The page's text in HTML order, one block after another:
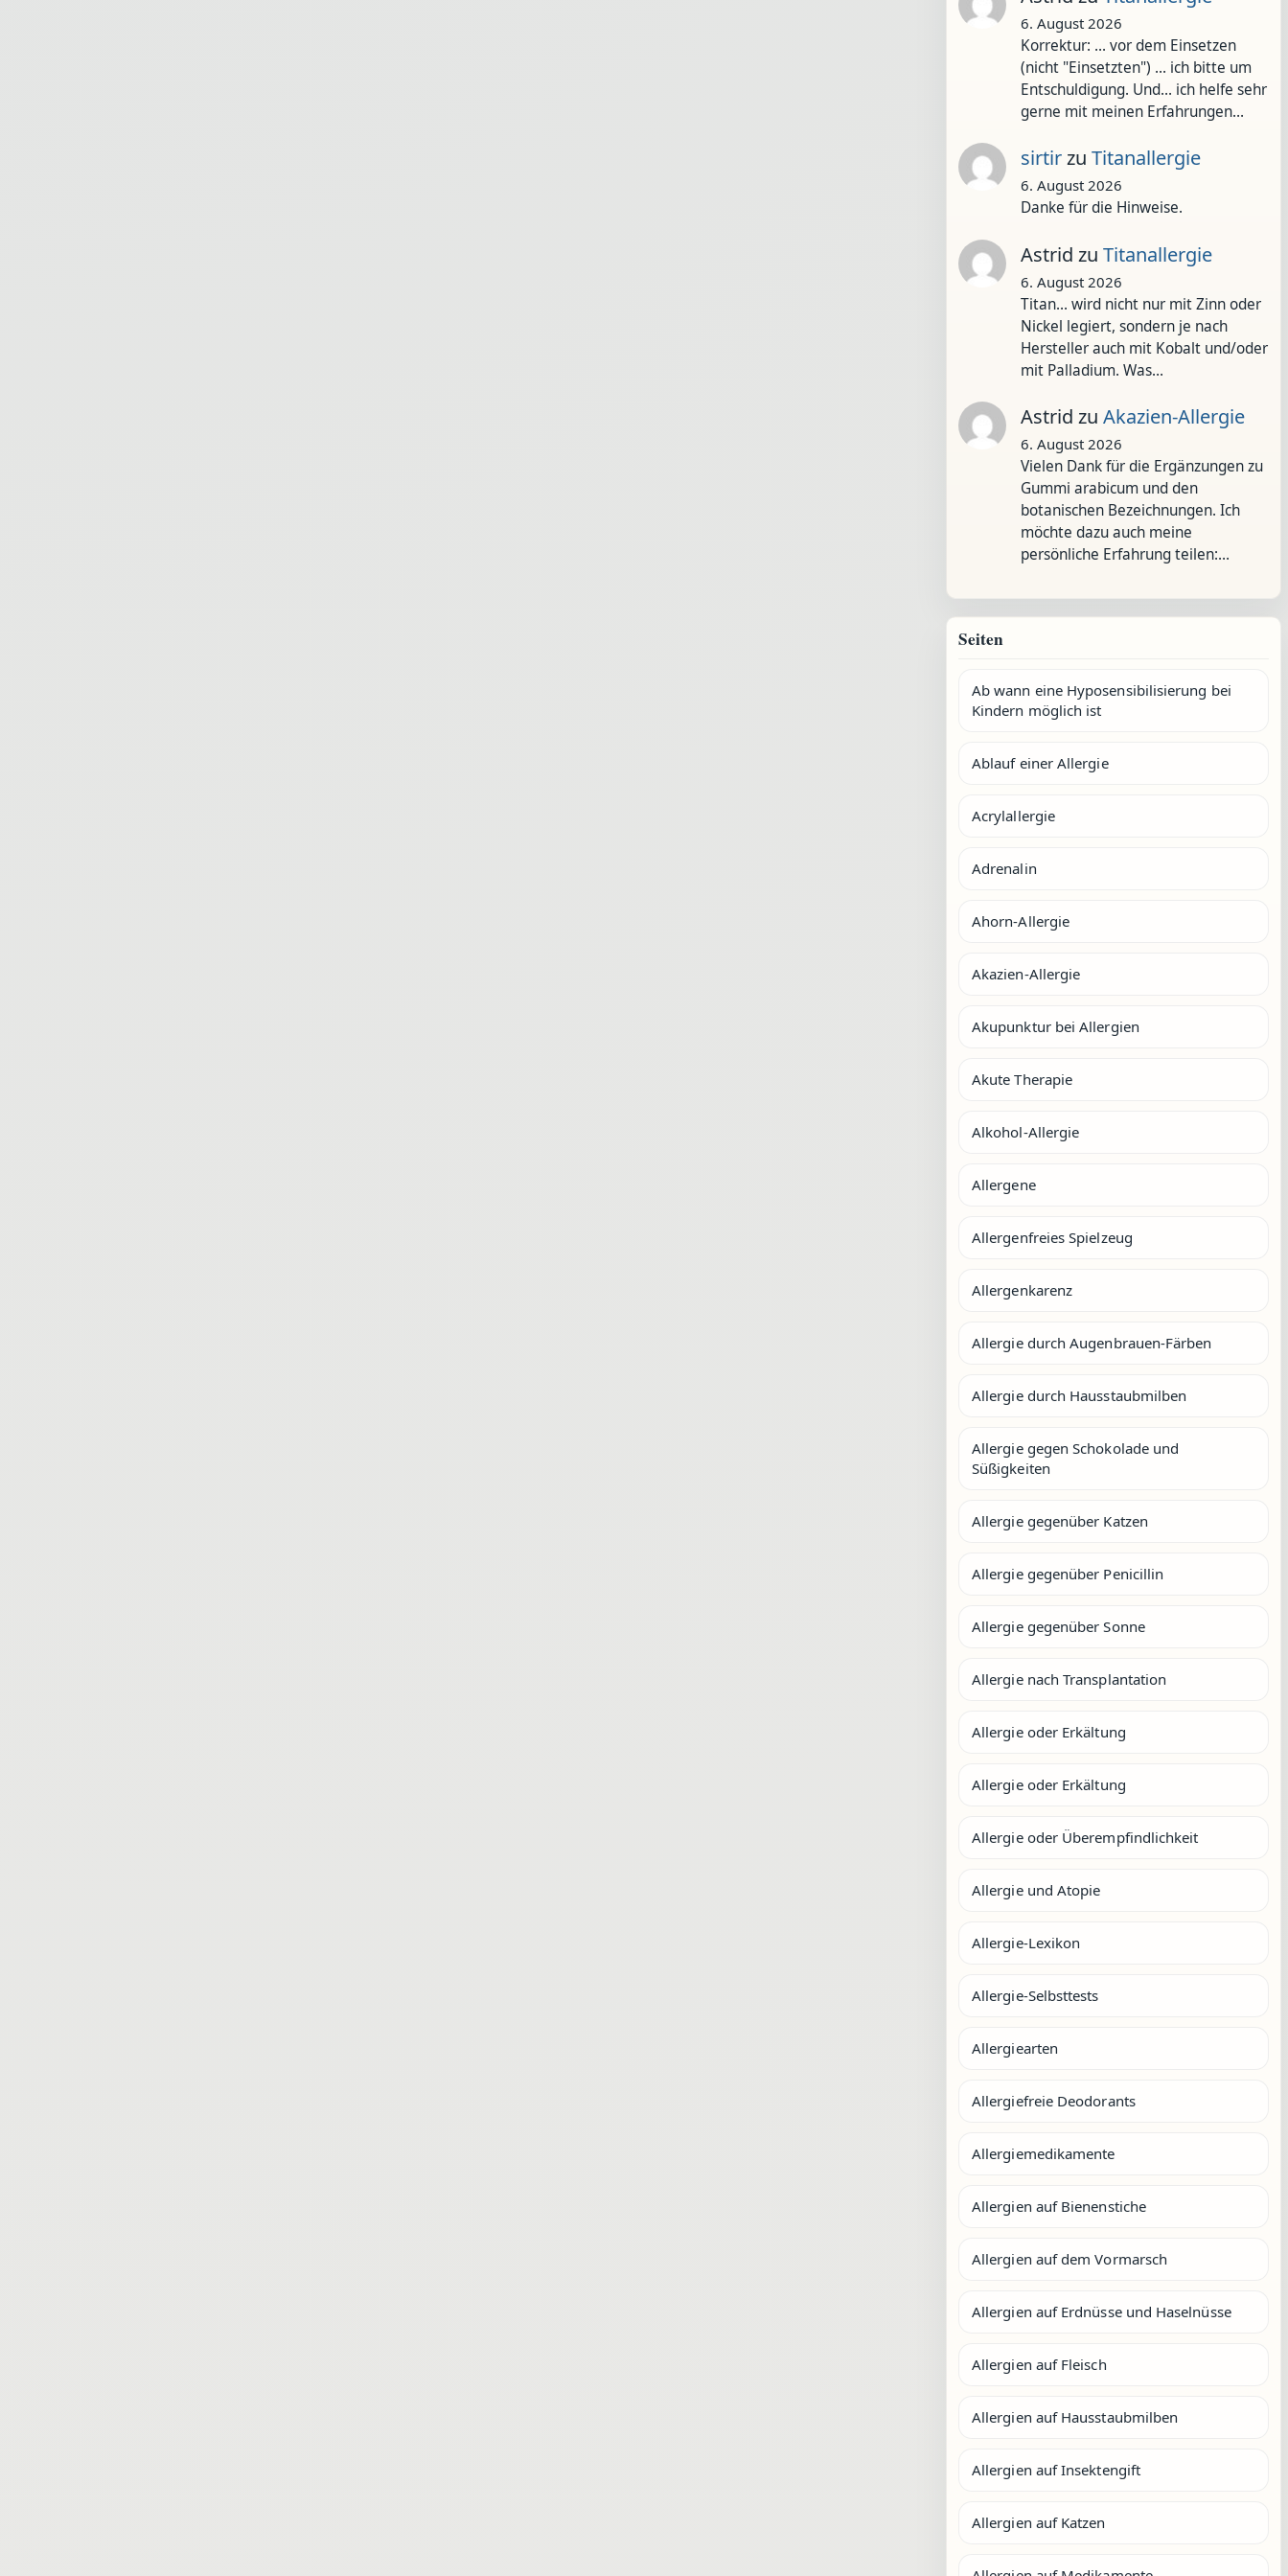
6. August 2026
Korrektur: ... vor dem Einsetzen
(nicht "Einsetzten") ... ich bitte um
Entschuldigung. Und... ich helfe sehr
gerne mit meinen Erfahrungen…
sirtirzu Titanallergie
6. August 2026
Danke für die Hinweise.
Astrid zu Titanallergie
6. August 2026
Titan... wird nicht nur mit Zinn oder
Nickel legiert, sondern je nach
Hersteller auch mit Kobalt und/oder
mit Palladium. Was…
Astrid zu Akazien-Allergie
6. August 2026
Vielen Dank für die Ergänzungen zu
Gummi arabicum und den
botanischen Bezeichnungen. Ich
möchte dazu auch meine
persönliche Erfahrung teilen:…
Seiten
Ab wann eine Hyposensibilisierung bei
Kindern möglich ist
Ablauf einer Allergie
Acrylallergie
Adrenalin
Ahorn-Allergie
Akazien-Allergie
Akupunktur bei Allergien
Akute Therapie
Alkohol-Allergie
Allergene
Allergenfreies Spielzeug
Allergenkarenz
Allergie durch Augenbrauen-Färben
Allergie durch Hausstaubmilben
Allergie gegen Schokolade und
Süßigkeiten
Allergie gegenüber Katzen
Allergie gegenüber Penicillin
Allergie gegenüber Sonne
Allergie nach Transplantation
Allergie oder Erkältung
Allergie oder Erkältung
Allergie oder Überempfindlichkeit
Allergie und Atopie
Allergie-Lexikon
Allergie-Selbsttests
Allergiearten
Allergiefreie Deodorants
Allergiemedikamente
Allergien auf Bienenstiche
Allergien auf dem Vormarsch
Allergien auf Erdnüsse und Haselnüsse
Allergien auf Fleisch
Allergien auf Hausstaubmilben
Allergien auf Insektengift
Allergien auf Katzen